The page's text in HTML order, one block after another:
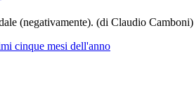
(negativamente). (di Claudio Camboni)